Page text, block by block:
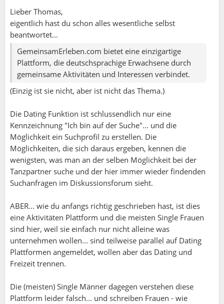
Lieber Thomas,
eigentlich hast du schon alles wesentliche selbst
beantwortet...
GemeinsamErleben.com bietet eine einzigartige
Plattform, die deutschsprachige Erwachsene durch
gemeinsame Aktivitäten und Interessen verbindet.
(Einzig ist sie nicht, aber ist nicht das Thema.)
Die Dating Funktion ist schlussendlich nur eine
Kennzeichnung "Ich bin auf der Suche"... und die
Möglichkeit ein Suchprofil zu erstellen. Die
Möglichkeiten, die sich daraus ergeben, kennen die
wenigsten, was man an der selben Möglichkeit bei der
Tanzpartner suche und der hier immer wieder findenden
Suchanfragen im Diskussionsforum sieht.
ABER... wie du anfangs richtig geschrieben hast, ist dies
eine Aktivitäten Plattform und die meisten Single Frauen
sind hier, weil sie einfach nur nicht alleine was
unternehmen wollen... sind teilweise parallel auf Dating
Plattformen angemeldet, wollen aber das Dating und
Freizeit trennen.
Die (meisten) Single Männer dagegen verstehen diese
Plattform leider falsch... und schreiben Frauen - wie